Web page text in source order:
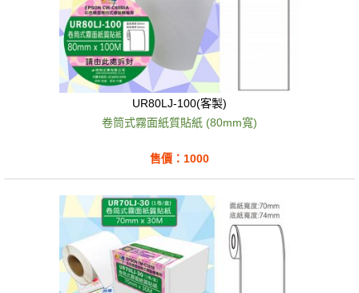
UR80LJ-100(客製)
卷筒式霧面紙質貼紙 (80mm寬)
售價：1000